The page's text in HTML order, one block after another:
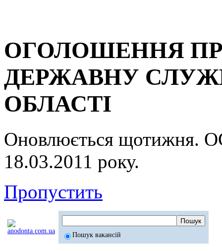
ОГОЛОШЕННЯ
ДЕРЖАВНУ
ОБЛАСТІ
Оновлюється
18.03.2011 року.
Пропустить
Пошук вакансій